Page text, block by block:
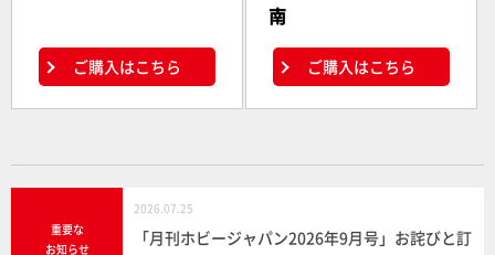
ご購入はこちら
南
ご購入はこちら
重要な
お知らせ
2026.07.25
「月刊ホビージャパン2026年9月号」お詫びと訂